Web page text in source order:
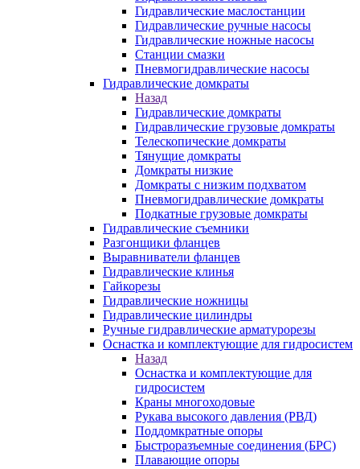
Гидравлические маслостанции
Гидравлические ручные насосы
Гидравлические ножные насосы
Станции смазки
Пневмогидравлические насосы
Гидравлические домкраты
Назад
Гидравлические домкраты
Гидравлические грузовые домкраты
Телескопические домкраты
Тянущие домкраты
Домкраты низкие
Домкраты с низким подхватом
Пневмогидравлические домкраты
Подкатные грузовые домкраты
Гидравлические съемники
Разгонщики фланцев
Выравниватели фланцев
Гидравлические клинья
Гайкорезы
Гидравлические ножницы
Гидравлические цилиндры
Ручные гидравлические арматурорезы
Оснастка и комплектующие для гидросистем
Назад
Оснастка и комплектующие для
гидросистем
Краны многоходовые
Рукава высокого давления (РВД)
Поддомкратные опоры
Быстроразъемные соединения (БРС)
Плавающие опоры